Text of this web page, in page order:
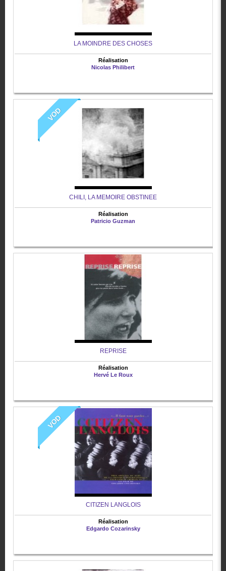
LA MOINDRE DES CHOSES
Réalisation
Nicolas Philibert
VOD
CHILI, LA MEMOIRE OBSTINEE
Réalisation
Patricio Guzman
REPRISE
Réalisation
Hervé Le Roux
VOD
CITIZEN LANGLOIS
Réalisation
Edgardo Cozarinsky